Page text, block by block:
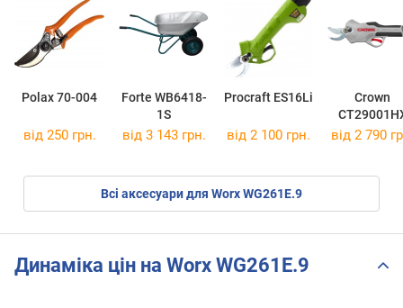
Polax 70-004
Forte WB6418-
1S
Procraft ES16Li
Crown
від 250 грн. від 3 143 грн. від 2 100 грн. від 2 790
Всі аксесуари для Worx WG261E.9
Динаміка цін на Worx WG261E.9